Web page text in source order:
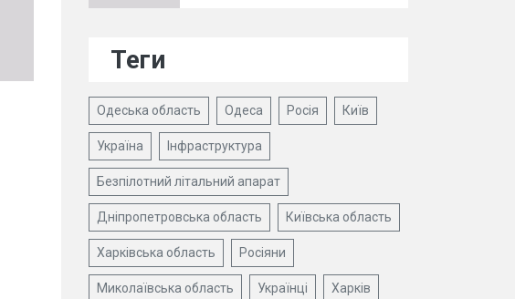
Теги
Одеська область Одеса Росія Київ
Україна Інфраструктура
Безпілотний літальний апарат
Дніпропетровська область Київська область
Харківська область Росіяни
Миколаївська область Українці Харків